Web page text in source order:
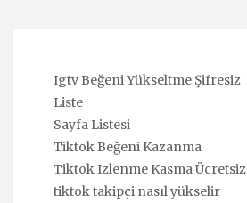
Igtv Beğeni Yükseltme Şifresiz
Liste
Sayfa Listesi
Tiktok Beğeni Kazanma
Tiktok Izlenme Kasma Ücretsiz
tiktok takipçi nasıl yükselir